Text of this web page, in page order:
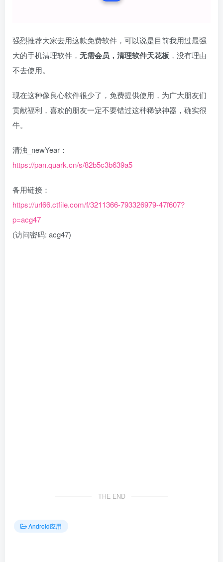
强烈推荐大家去用这款免费软件，可以说是目前我用过最强
大的手机清理软件， 无需会员，清理软件天花板 ，没有理由
不去使用。
现在这种像良心软件很少了，免费提供使用，为广大朋友们
贡献福利，喜欢的朋友一定不要错过这种稀缺神器，确实很
牛。
清浊_newYear：
https://pan.quark.cn/s/82b5c3b639a5
备用链接：
https://url66.ctfile.com/f/3211366-793326979-47f607?
p=acg47
(访问密码: acg47)
THE END
Android应用